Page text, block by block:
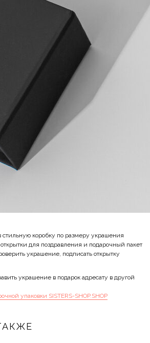
коробку по размеру украшения
для поздравления и подарочный пакет
украшение, подписать открытку
украшение в подарок адресату в другой
упаковки SISTERS-SHOP.SHOP